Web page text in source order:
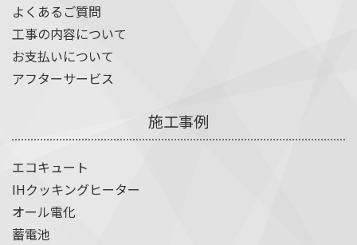
よくあるご質問
工事の内容について
お支払いについて
アフターサービス
施工事例
エコキュート
IHクッキングヒーター
オール電化
蓄電池